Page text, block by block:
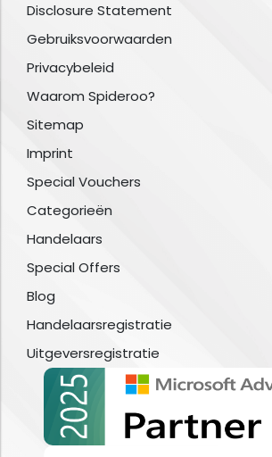
Disclosure Statement
Gebruiksvoorwaarden
Privacybeleid
Waarom Spideroo?
Sitemap
Imprint
Special Vouchers
Categorieën
Handelaars
Special Offers
Blog
Handelaarsregistratie
Uitgeversregistratie